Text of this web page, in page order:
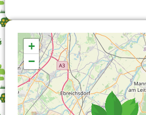
El mapa se está cargando...
+
−